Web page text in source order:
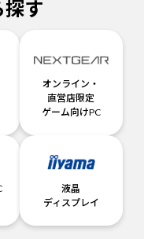
探す
オンライン・
直営店限定
ゲーム向けPC
液晶
ディスプレイ